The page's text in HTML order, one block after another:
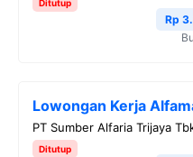
r
n
Ditutup
Rp
Lowongan Kerja
PT Sumber Alfaria Trijaya
Ditutup